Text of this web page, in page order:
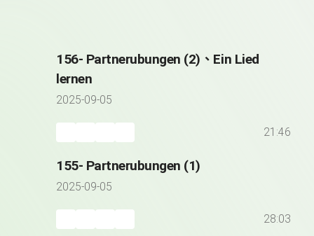
156- Partnerubungen (2)、Ein Lied
lernen
2025-09-05
21:46
155- Partnerubungen (1)
2025-09-05
28:03